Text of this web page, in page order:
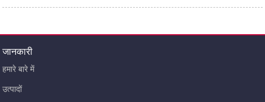
जानकारी
हमारे बारे में
उत्पादों